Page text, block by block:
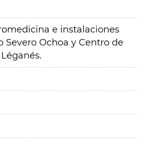
e instalaciones
Ochoa y Centro de